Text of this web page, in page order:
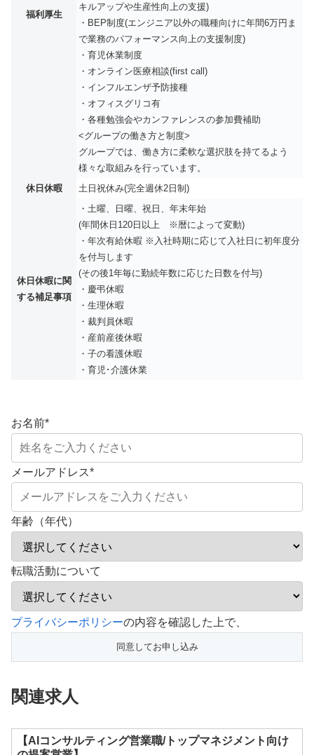
福利厚生
キルアップや生産性向上の支援)
・BEP制度(エンジニア以外の職種向けに年間6万円ま
で業務のパフォーマンス向上の支援制度)
・育児休業制度
・オンライン医療相談(first call)
・インフルエンザ予防接種
・オフィスグリコ有
・各種勉強会やカンファレンスの参加費補助
<グループの働き方と制度>
グループでは、働き方に柔軟な選択肢を持てるよう
様々な取組みを行っています。
休日休暇
土日祝休み(完全週休2日制)
休日休暇に関
する補足事項
・土曜、日曜、祝日、年末年始
(年間休日120日以上 ※暦によって変動)
・年次有給休暇 ※入社時期に応じて入社日に初年度分
を付与します
(その後1年毎に勤続年数に応じた日数を付与)
・慶弔休暇
・生理休暇
・裁判員休暇
・産前産後休暇
・子の看護休暇
・育児･介護休業
お名前*
メールアドレス*
年齢（年代）
転職活動について
こ
フ
ー
プライバシーポリシーの内容を確認した上で、
関連求人
【AIコンサルティング営業職/トップマネジメント向け